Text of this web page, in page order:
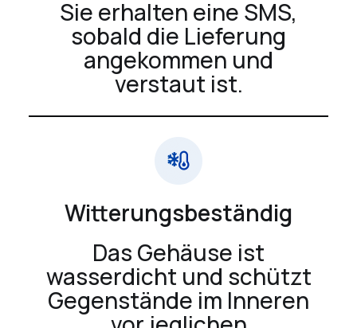
Sie erhalten eine SMS,
sobald die Lieferung
angekommen und
verstaut ist.
Witterungsbeständig
Das Gehäuse ist
wasserdicht und schützt
Gegenstände im Inneren